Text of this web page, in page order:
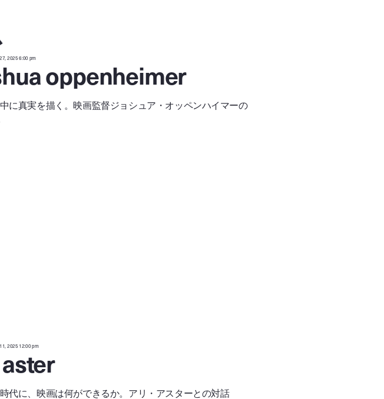
2025 6:00 pm oppenheimer
に真実を描く。映画監督ジョシュア・オッペンハイマーの
2025 12:00 pm
代に、映画は何ができるか。アリ・アスターとの対話